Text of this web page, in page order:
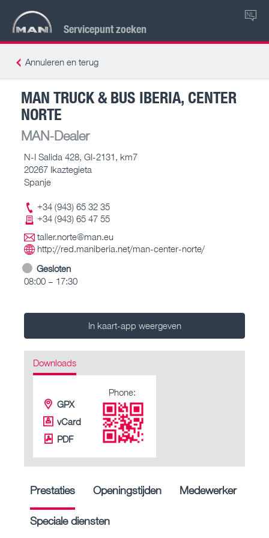
Servicepunt zoeken
NL
Annuleren en terug
MAN TRUCK & BUS IBERIA, CENTER
NORTE
MAN-Dealer
N-I Salida 428, GI-2131, km7
20267 Ikaztegieta
Spanje
+34 (943) 65 32 35
+34 (943) 65 47 55
taller.norte@man.eu
http://red.maniberia.net/man-center-norte/
Gesloten
08:00 – 17:30
In kaart-app weergeven
Downloads
GPX
vCard
PDF
Phone:
Prestaties Openingstijden Medewerker
Speciale diensten